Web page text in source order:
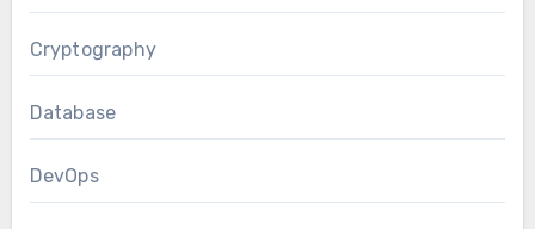
Cryptography
Database
DevOps